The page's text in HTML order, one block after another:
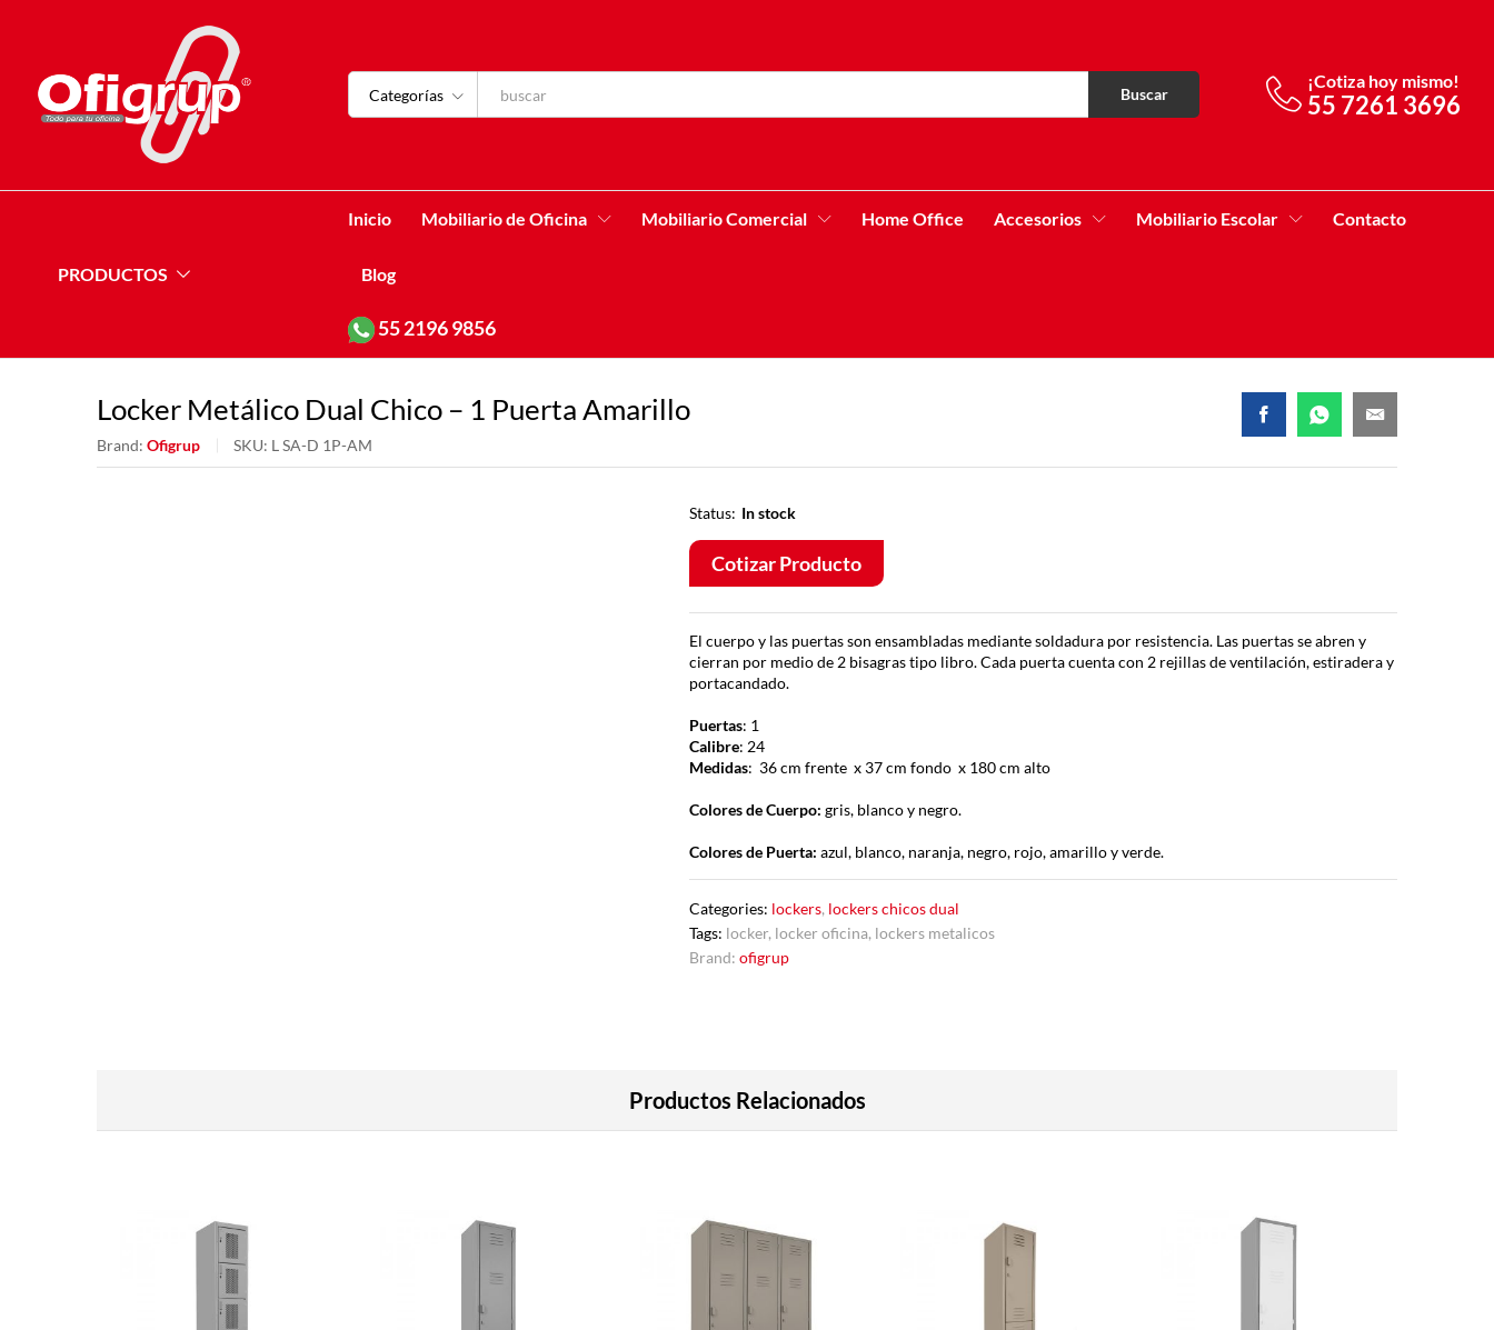
Categorías Buscar
¡Cotiza hoy mismo!
55 7261 3696
PRODUCTOS
Inicio Mobiliario de Oficina Mobiliario Comercial Home Office Accesorios Mobiliario Escolar Contacto
Blog
552196 9856
Locker Metálico Dual Chico – 1 Puerta Amarillo
Brand: Ofigrup SKU: L SA-D 1P-AM
Status: In stock
Cotizar Producto
El cuerpo y las puertas son ensambladas mediante soldadura por resistencia. Las puertas se abren y
cierran por medio de 2 bisagras tipo libro. Cada puerta cuenta con 2 rejillas de ventilación, estiradera y
portacandado.
Puertas: 1
Calibre: 24
Medidas: 36 cm frente x 37 cm fondo x 180 cm alto
Colores de Cuerpo: gris, blanco y negro.
Colores de Puerta: azul, blanco, naranja, negro, rojo, amarillo y verde.
Categories: lockers, lockers chicos dual
Tags: locker, locker oficina, lockers metalicos
Brand:ofigrup
Productos Relacionados